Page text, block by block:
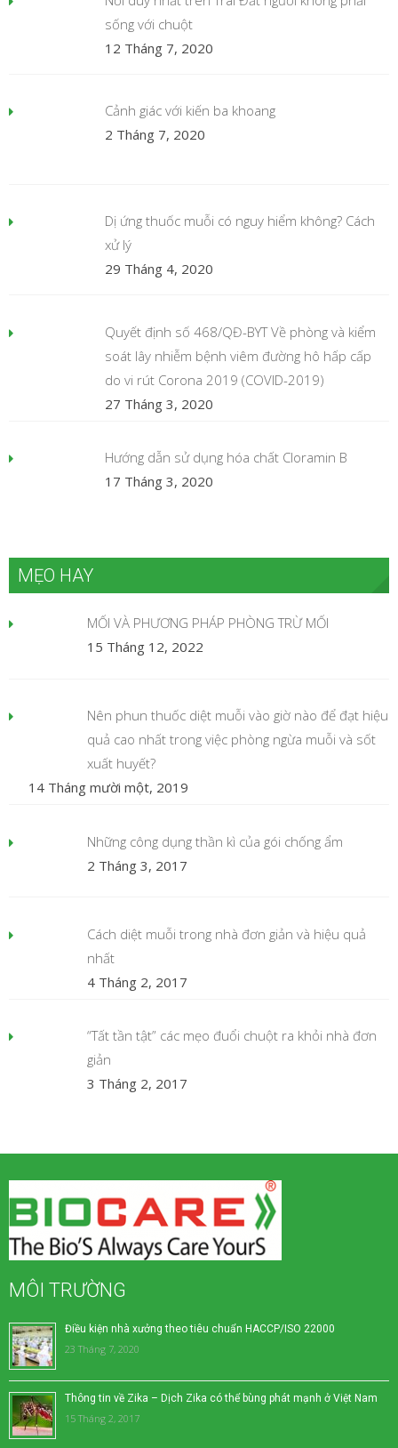
sống với chuột
12 Tháng 7, 2020
Cảnh giác với kiến ba khoang
2 Tháng 7, 2020
Dị ứng thuốc muỗi có nguy hiểm không? Cách
xử lý
29 Tháng 4, 2020
Quyết định số 468/QĐ-BYT Về phòng và kiểm
soát lây nhiễm bệnh viêm đường hô hấp cấp
do vi rút Corona 2019 (COVID-2019)
27 Tháng 3, 2020
Hướng dẫn sử dụng hóa chất Cloramin B
17 Tháng 3, 2020
MẸO HAY
MỐI VÀ PHƯƠNG PHÁP PHÒNG TRỪ MỐI
15 Tháng 12, 2022
Nên phun thuốc diệt muỗi vào giờ nào để đạt hiệu
quả cao nhất trong việc phòng ngừa muỗi và sốt
xuất huyết?
14 Tháng mười một, 2019
Những công dụng thần kì của gói chống ẩm
2 Tháng 3, 2017
Cách diệt muỗi trong nhà đơn giản và hiệu quả
nhất
4 Tháng 2, 2017
“Tất tần tật” các mẹo đuổi chuột ra khỏi nhà đơn
giản
3 Tháng 2, 2017
MÔI TRƯỜNG
Điều kiện nhà xưởng theo tiêu chuẩn HACCP/ISO 22000
23 Tháng 7, 2020
Thông tin về Zika – Dịch Zika có thể bùng phát mạnh ở Việt Nam
15 Tháng 2, 2017